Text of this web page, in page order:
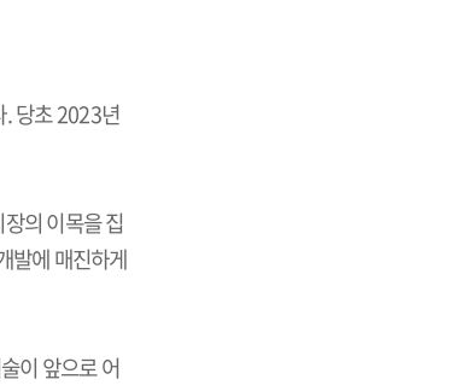
.당초2023년
의 이목을 집
발에 매진하게
이 앞으로 어